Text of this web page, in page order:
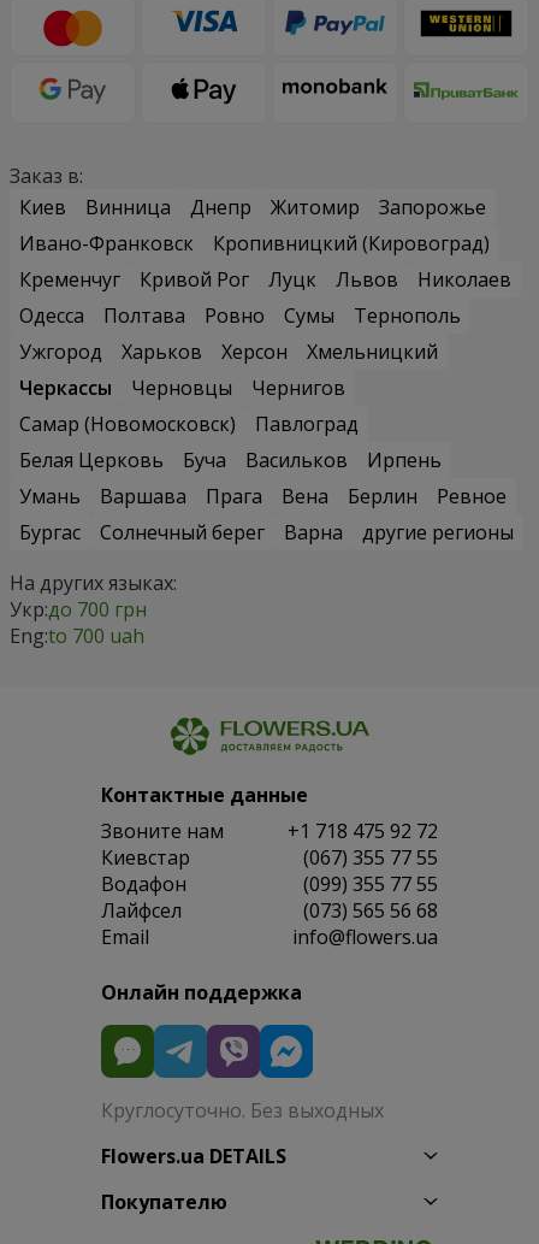
Заказ в:
Киев
Винница Днепр Житомир
Запорожье
Ивано-Франковск
Кропивницкий (Кировоград)
Кременчуг
Кривой Рог Луцк Львов
Николаев
Одесса
Полтава Ровно Сумы
Тернополь
Ужгород
Харьков Херсон
Хмельницкий
Черкассы
Черновцы
Чернигов
Самар (Новомосковск)
Павлоград
Белая Церковь
Буча Васильков
Ирпень
Умань
Варшава Прага Вена Берлин
Ревное
Бургас
Солнечный берег Варна
другие регионы
На других языках:
Укр:до 700 грн
Eng:to 700 uah
Контактные данные
Звоните нам
+1 718 475 92 72
Киевстар
(067) 355 77 55
Водафон
(099) 355 77 55
Лайфсел
(073) 565 56 68
Email
info@flowers.ua
Онлайн поддержка
Круглосуточно. Без выходных
Flowers.ua DETAILS
Покупателю